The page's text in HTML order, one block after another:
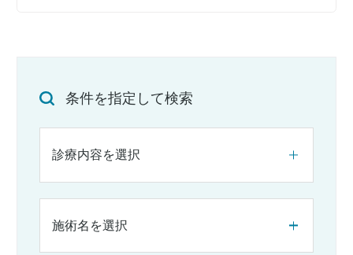
条件を指定して検索
診療内容を選択
施術名を選択